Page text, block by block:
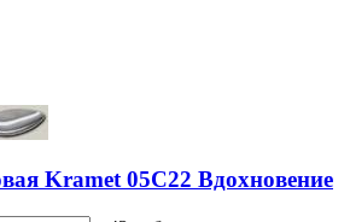
Kramet 05С22 Вдохновение